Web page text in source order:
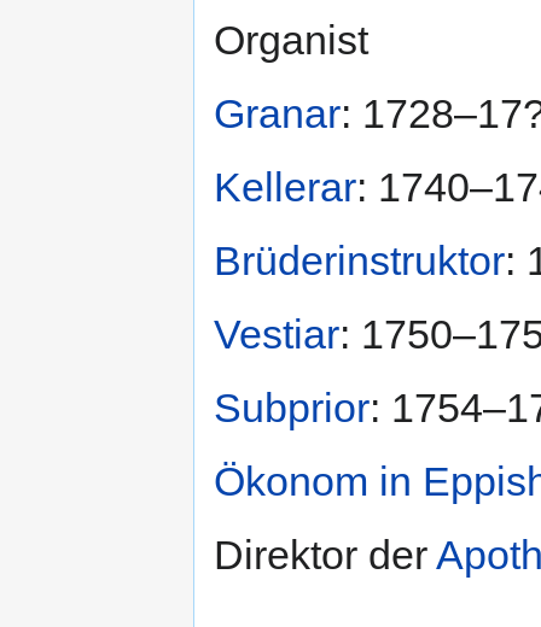
Organist
Granar:
Kellerar:
Brüderinstruktor:
Vestiar:
Subprior:
Ökonom in
Direktor der